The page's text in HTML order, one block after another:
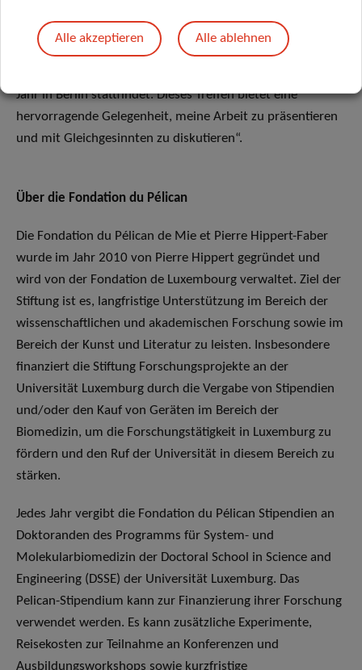
Catherine: „Um mein Promotionsstudium optimal
abschließen zu können, werde ich das Stipendium nutzen,
Jahr in Berlin stattfindet. Dieses Treffen bietet eine
hervorragende Gelegenheit, meine Arbeit zu präsentieren
und mit Gleichgesinnten zu diskutieren“.
Über die Fondation du Pélican
Die Fondation du Pélican de Mie et Pierre Hippert-Faber
wurde im Jahr 2010 von Pierre Hippert gegründet und
wird von der Fondation de Luxembourg verwaltet. Ziel der
Stiftung ist es, langfristige Unterstützung im Bereich der
wissenschaftlichen und akademischen Forschung sowie im
Bereich der Kunst und Literatur zu leisten. Insbesondere
finanziert die Stiftung Forschungsprojekte an der
Universität Luxemburg durch die Vergabe von Stipendien
und/oder den Kauf von Geräten im Bereich der
Biomedizin, um die Forschungstätigkeit in Luxemburg zu
fördern und den Ruf der Universität in diesem Bereich zu
stärken.
Jedes Jahr vergibt die Fondation du Pélican Stipendien an
Doktoranden des Programms für System- und
Molekularbiomedizin der Doctoral School in Science and
Engineering (DSSE) der Universität Luxemburg. Das
Pelican-Stipendium kann zur Finanzierung ihrer Forschung
verwendet werden. Es kann zusätzliche Experimente,
Reisekosten zur Teilnahme an Konferenzen und
Ausbildungsworkshops sowie kurzfristige
Alle akzeptieren Alle ablehnen